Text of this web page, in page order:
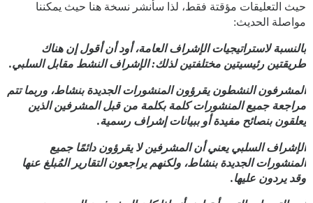
حيث التعليقات مؤقتة فقط، لذا سأنشر نسخة هنا حيث يمكننا
مواصلة الحديث:
بالنسبة لاستراتيجيات الإشراف العامة، أود أن أقول إن هناك
طريقتين رئيسيتين مختلفتين لذلك: الإشراف النشط مقابل السلبي.
المشرفون النشطون يقرؤون المنشورات الجديدة بنشاط، وربما تتم
مراجعة جميع المنشورات كلمة بكلمة من قبل المشرفين الذين
يعلقون بنصائح مفيدة أو ببيانات إشراف رسمية.
الإشراف السلبي يعني أن المشرفين لا يقرؤون دائمًا جميع
المنشورات الجديدة بنشاط، ولكنهم يراجعون التقارير المُبلغ عنها
وقد يردون عليها.